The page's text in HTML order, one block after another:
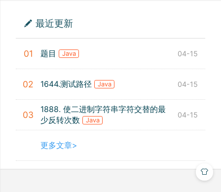
最近更新
01 题目 Java 04-15
02 1644.测试路径 Java 04-15
03
1888. 使二进制字符串字符交替的最
少反转次数
Java
04-15
更多文章>